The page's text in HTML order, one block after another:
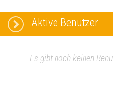
Aktive Benutzer
Es gibt noch keinen